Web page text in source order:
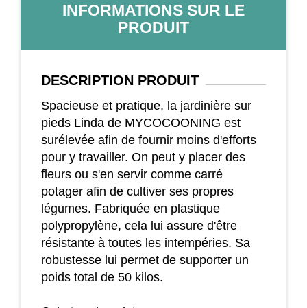
INFORMATIONS SUR LE
PRODUIT
DESCRIPTION PRODUIT
Spacieuse et pratique, la jardinière sur
pieds Linda de MYCOCOONING est
surélevée afin de fournir moins d'efforts
pour y travailler. On peut y placer des
fleurs ou s'en servir comme carré
potager afin de cultiver ses propres
légumes. Fabriquée en plastique
polypropylène, cela lui assure d'être
résistante à toutes les intempéries. Sa
robustesse lui permet de supporter un
poids total de 50 kilos.